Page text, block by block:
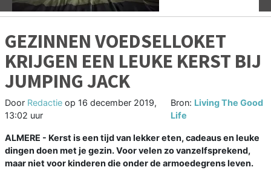
GEZINNEN VOEDSELLOKET
KRIJGEN EEN LEUKE KERST BIJ
JUMPING JACK
Door Redactie op 16 december 2019,
13:02 uur
Bron: Living The Good
Life
ALMERE - Kerst is een tijd van lekker eten, cadeaus en leuke
dingen doen met je gezin. Voor velen zo vanzelfsprekend,
maar niet voor kinderen die onder de armoedegrens leven.